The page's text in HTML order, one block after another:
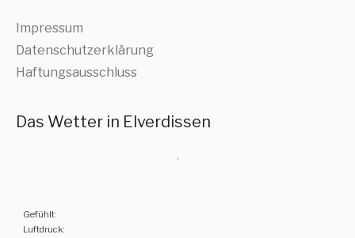
Impressum
Datenschutzerklärung
Haftungsausschluss
Das Wetter in Elverdissen
Gefühlt:
Luftdruck: